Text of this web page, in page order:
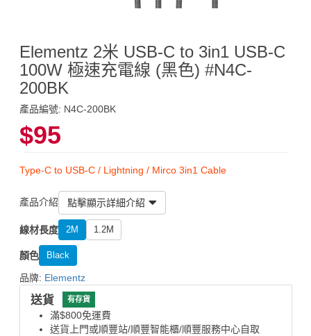
Elementz 2米 USB-C to 3in1 USB-C
100W 極速充電線 (黑色) #N4C-
200BK
產品編號: N4C-200BK
$95
Type-C to USB-C / Lightning / Mirco 3in1 Cable
產品介紹 點擊顯示詳細介紹
線材長度 2M 1.2M
顏色 Black
品牌: Elementz
送貨 有存貨
滿$800免運費
送貨上門或順豐站/順豐智能櫃/順豐服務中心自取